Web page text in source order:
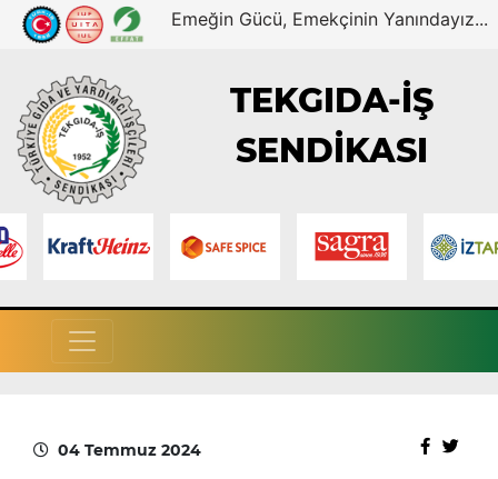
Emeğin Gücü, Emekçinin Yanındayız...
TEKGIDA-İŞ
SENDİKASI
04 Temmuz 2024